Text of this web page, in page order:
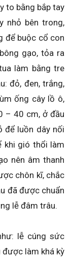
to bằng bắp tay
nhỏ bên trong,
để buộc cổ con
gạo, tỏa ra
làm bằng tre
đỏ, đen, trắng,
ống cây lồ ô,
– 40 cm, ở đầu
để luồn dây nối
khi gió thổi làm
nên âm thanh
chôn kĩ, chắc
đã được chuẩn
lễ đâm trâu.
lễ cúng sức
được làm khá kỳ